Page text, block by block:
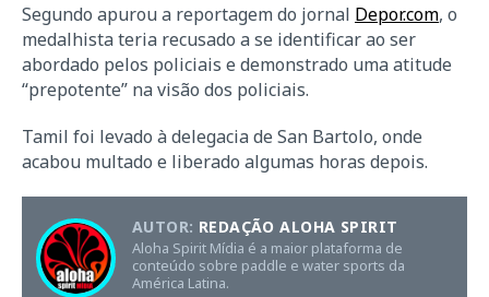
Segundo apurou a reportagem do jornal Depor.com, o
medalhista teria recusado a se identificar ao ser
abordado pelos policiais e demonstrado uma atitude
“prepotente” na visão dos policiais.
Tamil foi levado à delegacia de San Bartolo, onde
acabou multado e liberado algumas horas depois.
AUTOR: REDAÇÃO ALOHA SPIRIT
Aloha Spirit Mídia é a maior plataforma de
conteúdo sobre paddle e water sports da
América Latina.